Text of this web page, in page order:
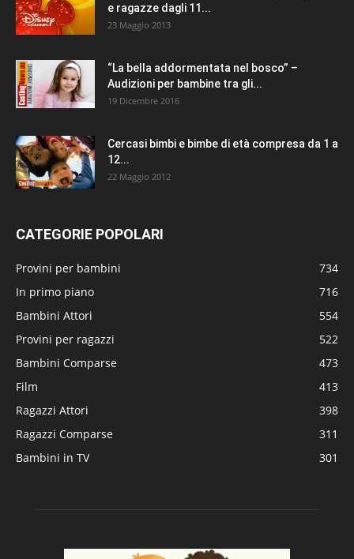
e ragazze dagli 11...
23 Maggio 2013
“La bella addormentata nel bosco” –
Audizioni per bambine tra gli...
19 Dicembre 2016
Cercasi bimbi e bimbe di età compresa da 1 a
12...
22 Maggio 2012
CATEGORIE POPOLARI
Provini per bambini
734
In primo piano
716
Bambini Attori
554
Provini per ragazzi
522
Bambini Comparse
473
Film
413
Ragazzi Attori
398
Ragazzi Comparse
311
Bambini in TV
301